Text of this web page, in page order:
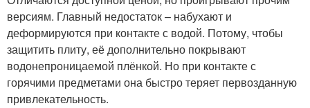
версиям. Главный недостаток – набухают и
деформируются при контакте с водой. Потому, чтобы
защитить плиту, её дополнительно покрывают
водонепроницаемой плёнкой. Но при контакте с
горячими предметами она быстро теряет первозданную
привлекательность.